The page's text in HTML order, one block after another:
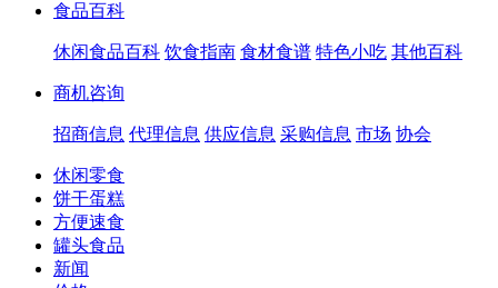
食品百科
休闲食品百科 饮食指南 食材食谱 特色小吃 其他百科
商机咨询
招商信息 代理信息 供应信息 采购信息 市场 协会
休闲零食
饼干蛋糕
方便速食
罐头食品
新闻